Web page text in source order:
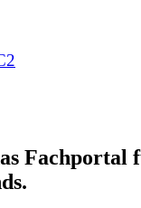
Fachportal